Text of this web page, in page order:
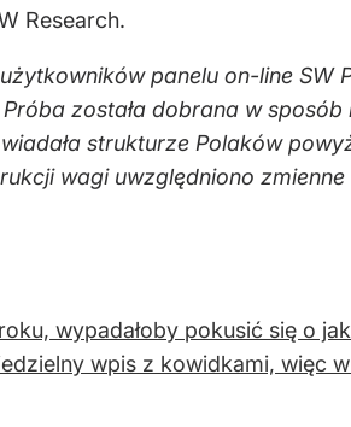
Research.
panelu on-line SW
została dobrana w
strukturze Polaków
wagi uwzględniono zmienne
wypadałoby pokusić się o
wpis z kowidkami, więc